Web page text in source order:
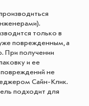
только в
поврежденным, а
При получении
и ее
не
Сайн-Клик.
подходит для